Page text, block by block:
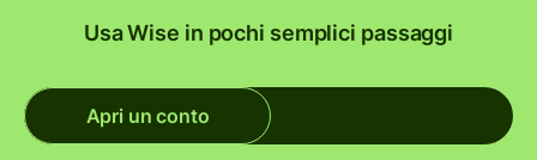
Usa Wise in pochi semplici passaggi
Apri un conto